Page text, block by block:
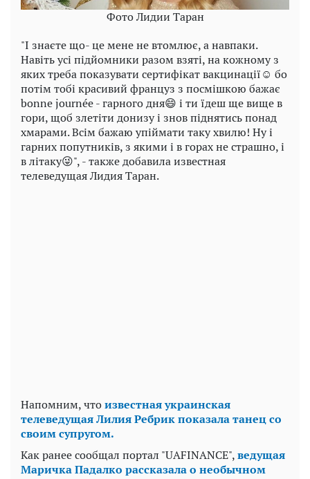
Фото Лидии Таран
"І знаєте що- це мене не втомлює, а навпаки.
Навіть усі підйомники разом взяті, на кожному з
яких треба показувати сертифікат вакцинації☺️ бо
потім тобі красивий француз з посмішкою бажає
bonne journée - гарного дня😄 і ти їдеш ще вище в
гори, щоб злетіти донизу і знов піднятись понад
хмарами. Всім бажаю упіймати таку хвилю! Ну і
гарних попутників, з якими і в горах не страшно, і
в літаку😜", - также добавила известная
телеведущая Лидия Таран.
Напомним, чтоизвестная украинская
телеведущая Лилия Ребрик показала танец со
своим супругом.
Как ранее сообщал портал "UAFINANCE",ведущая
Маричка Падалко рассказала о необычном